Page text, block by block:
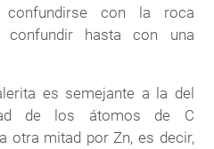
confundirse con la roca
confundir hasta con una
es semejante a la del
de los átomos de C
otra mitad por Zn, es decir,